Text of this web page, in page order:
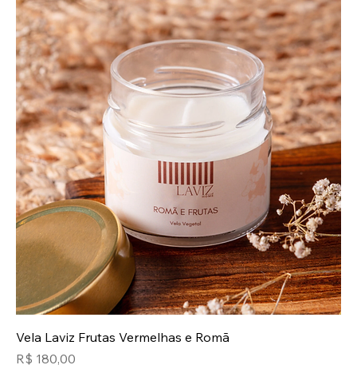
Vela Laviz Frutas Vermelhas e Romã
Preço
R$ 180,00